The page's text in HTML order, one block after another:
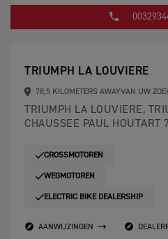
TRIUMPH LA LOUVIERE
78,5 KILOMETERS AWAYVAN UW
TRIUMPH LA LOUVIERE,
CHAUSSEE PAUL HOUTART
CROSSMOTOREN
WEGMOTOREN
ELECTRIC BIKE DEALERSHIP
AANWIJZINGEN